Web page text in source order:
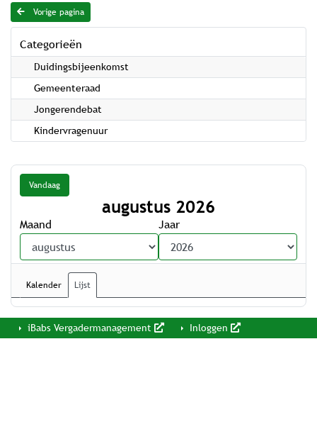
Vorige pagina
Categorieën
Duidingsbijeenkomst
Gemeenteraad
Jongerendebat
Kindervragenuur
Vandaag
augustus 2026
Maand Jaar
Kalender Lijst
iBabs Vergadermanagement Inloggen